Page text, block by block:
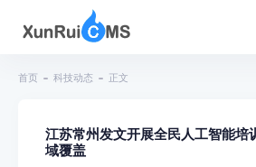
首页 科技动态 正文
江苏常州发文开展全民人工智能培
域覆盖